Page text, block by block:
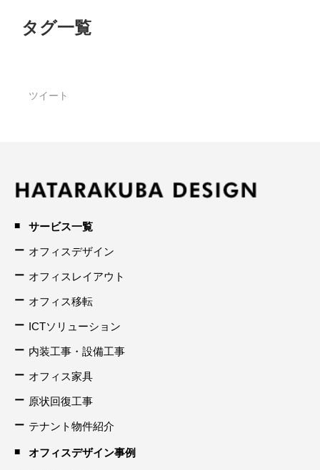
タグ一覧
ツイート
サービス一覧
オフィスデザイン
オフィスレイアウト
オフィス移転
ICTソリューション
内装工事・設備工事
オフィス家具
原状回復工事
テナント物件紹介
オフィスデザイン事例